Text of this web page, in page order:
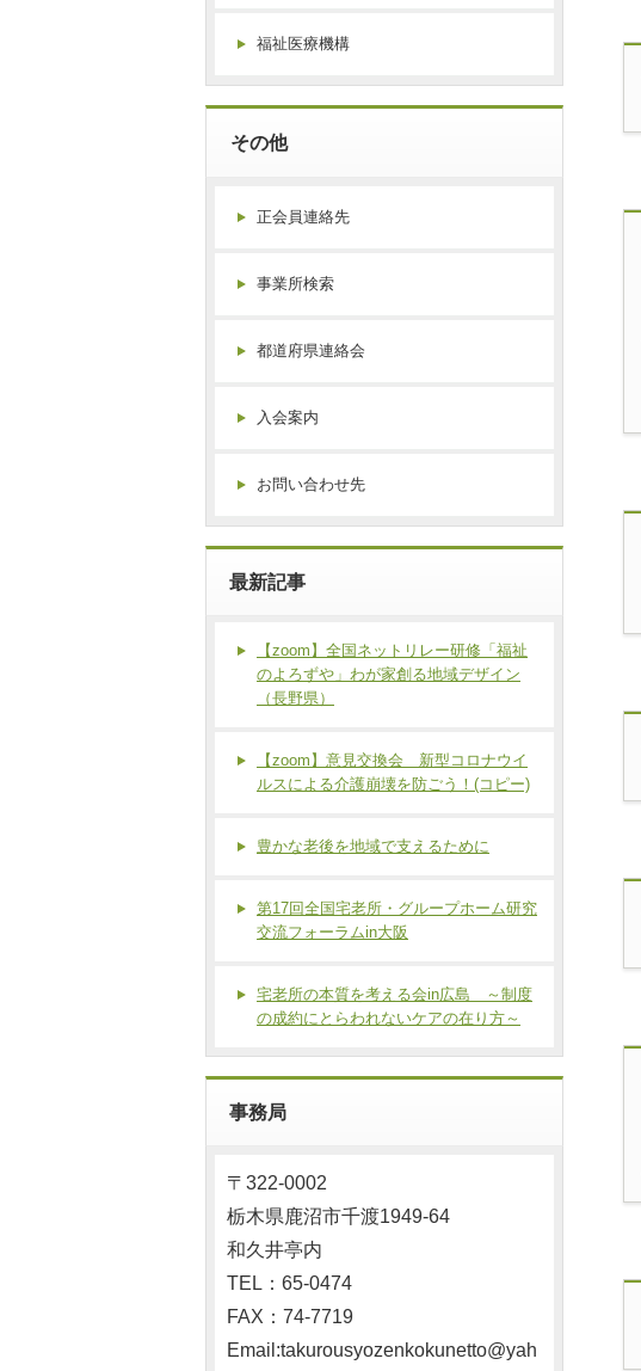
福祉医療機構
その他
正会員連絡先
事業所検索
都道府県連絡会
入会案内
お問い合わせ先
最新記事
【zoom】全国ネットリレー研修「福祉
のよろずや」わが家創る地域デザイン
（長野県）
【zoom】意見交換会 新型コロナウイ
ルスによる介護崩壊を防ごう！(コピー)
豊かな老後を地域で支えるために
第17回全国宅老所・グループホーム研究
交流フォーラムin大阪
宅老所の本質を考える会in広島 ～制度
の成約にとらわれないケアの在り方～
事務局
〒322-0002
栃木県鹿沼市千渡1949-64
和久井亭内
TEL：65-0474
FAX：74-7719
Email:takurousyozenkokunetto@yah